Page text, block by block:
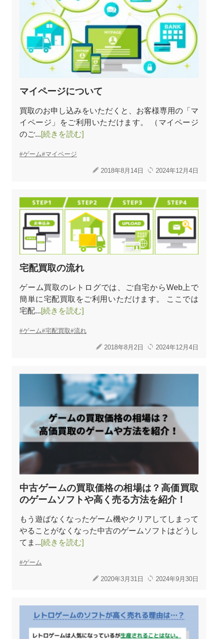
マイページについて
買取のお申し込みをいただくと、お客様専用の「マ
イページ」をご利用いただけます。 （マイページ
のご...[続きを読む]
ゲーム マイページ
2018年8月14日 2024年12月4日
宅配買取の流れ
ゲーム買取のレトログでは、ご自宅からWeb上で
簡単に宅配買取をご利用いただけます。 ここでは
宅配...[続きを読む]
ゲーム 宅配買取 流れ
2018年8月2日 2024年12月4日
中古ゲームの買取価格の相場は？高価買取
のゲームソフトや高く売る方法を紹介！
もう遊ばなくなったゲーム機やクリアしてしまって
やることがなくなった中古のゲームソフトはどうし
てま...[続きを読む]
ゲーム
2020年3月31日 2024年9月30日